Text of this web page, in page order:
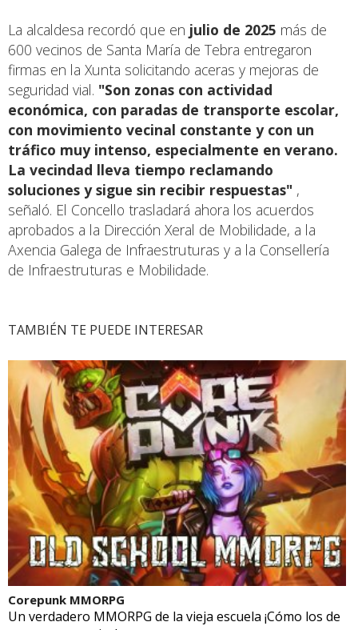
La alcaldesa recordó que en julio de 2025 más de
600 vecinos de Santa María de Tebra entregaron
firmas en la Xunta solicitando aceras y mejoras de
seguridad vial. "Son zonas con actividad
económica, con paradas de transporte escolar,
con movimiento vecinal constante y con un
tráfico muy intenso, especialmente en verano.
La vecindad lleva tiempo reclamando
soluciones y sigue sin recibir respuestas" ,
señaló. El Concello trasladará ahora los acuerdos
aprobados a la Dirección Xeral de Mobilidade, a la
Axencia Galega de Infraestruturas y a la Consellería
de Infraestruturas e Mobilidade.
TAMBIÉN TE PUEDE INTERESAR
Corepunk MMORPG
Un verdadero MMORPG de la vieja escuela ¡Cómo los de